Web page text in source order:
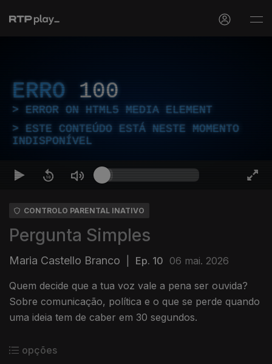
ERRO 100
ERROR ON HTML5 MEDIA ELEMENT
ESTE CONTEÚDO ESTÁ NESTE MOMENTO
INDISPONÍVEL
CONTROLO PARENTAL INATIVO
Pergunta Simples
Maria Castello Branco Ep. 10 06 mai. 2026
Quem decide que a tua voz vale a pena ser ouvida?
Sobre comunicação, política e o que se perde quando
uma ideia tem de caber em 30 segundos.
opções